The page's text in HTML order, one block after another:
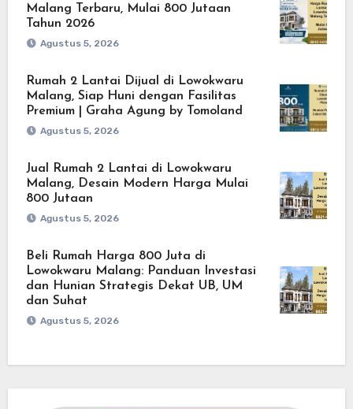
Malang Terbaru, Mulai 800 Jutaan
Tahun 2026
Agustus 5, 2026
Rumah 2 Lantai Dijual di Lowokwaru
Malang, Siap Huni dengan Fasilitas
Premium | Graha Agung by Tomoland
Agustus 5, 2026
Jual Rumah 2 Lantai di Lowokwaru
Malang, Desain Modern Harga Mulai
800 Jutaan
Agustus 5, 2026
Beli Rumah Harga 800 Juta di
Lowokwaru Malang: Panduan Investasi
dan Hunian Strategis Dekat UB, UM
dan Suhat
Agustus 5, 2026